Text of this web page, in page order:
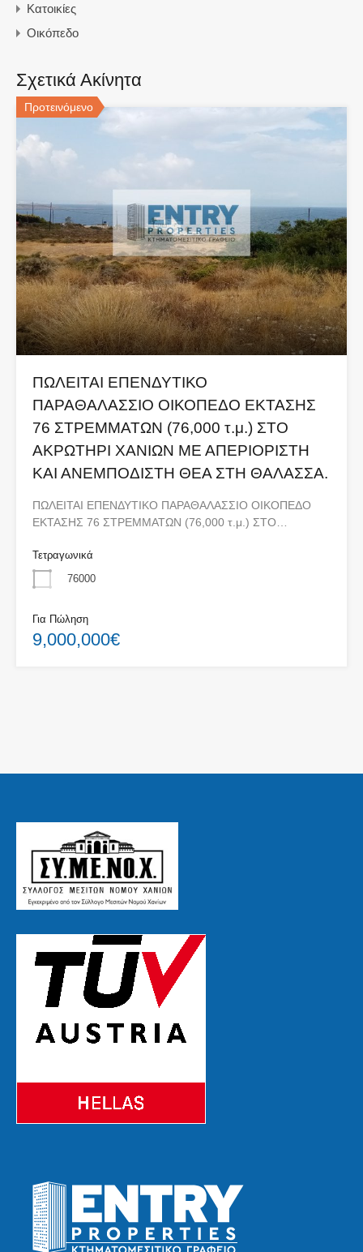
Κατοικίες
Οικόπεδο
Σχετικά Ακίνητα
Προτεινόμενο
ΠΩΛΕΙΤΑΙ ΕΠΕΝΔΥΤΙΚΟ
ΠΑΡΑΘΑΛΑΣΣΙΟ ΟΙΚΟΠΕΔΟ ΕΚΤΑΣΗΣ
76 ΣΤΡΕΜΜΑΤΩΝ (76,000 τ.μ.) ΣΤΟ
ΑΚΡΩΤΗΡΙ ΧΑΝΙΩΝ ΜΕ ΑΠΕΡΙΟΡΙΣΤΗ
ΚΑΙ ΑΝΕΜΠΟΔΙΣΤΗ ΘΕΑ ΣΤΗ ΘΑΛΑΣΣΑ.
ΠΩΛΕΙΤΑΙ ΕΠΕΝΔΥΤΙΚΟ ΠΑΡΑΘΑΛΑΣΣΙΟ ΟΙΚΟΠΕΔΟ
ΕΚΤΑΣΗΣ 76 ΣΤΡΕΜΜΑΤΩΝ (76,000 τ.μ.) ΣΤΟ…
Τετραγωνικά
76000
Για Πώληση
9,000,000€